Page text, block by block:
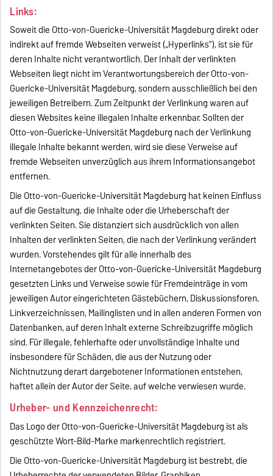
Links:
Soweit die Otto-von-Guericke-Universität Magdeburg direkt oder
indirekt auf fremde Webseiten verweist („Hyperlinks“), ist sie für
deren Inhalte nicht verantwortlich. Der Inhalt der verlinkten
Webseiten liegt nicht im Verantwortungsbereich der Otto-von-
Guericke-Universität Magdeburg, sondern ausschließlich bei den
jeweiligen Betreibern. Zum Zeitpunkt der Verlinkung waren auf
diesen Websites keine illegalen Inhalte erkennbar. Sollten der
Otto-von-Guericke-Universität Magdeburg nach der Verlinkung
illegale Inhalte bekannt werden, wird sie diese Verweise auf
fremde Webseiten unverzüglich aus ihrem Informationsangebot
entfernen.
Die Otto-von-Guericke-Universität Magdeburg hat keinen Einfluss
auf die Gestaltung, die Inhalte oder die Urheberschaft der
verlinkten Seiten. Sie distanziert sich ausdrücklich von allen
Inhalten der verlinkten Seiten, die nach der Verlinkung verändert
wurden. Vorstehendes gilt für alle innerhalb des
Internetangebotes der Otto-von-Guericke-Universität Magdeburg
gesetzten Links und Verweise sowie für Fremdeinträge in vom
jeweiligen Autor eingerichteten Gästebüchern, Diskussionsforen,
Linkverzeichnissen, Mailinglisten und in allen anderen Formen von
Datenbanken, auf deren Inhalt externe Schreibzugriffe möglich
sind. Für illegale, fehlerhafte oder unvollständige Inhalte und
insbesondere für Schäden, die aus der Nutzung oder
Nichtnutzung derart dargebotener Informationen entstehen,
haftet allein der Autor der Seite, auf welche verwiesen wurde.
Urheber- und Kennzeichenrecht:
Das Logo der Otto-von-Guericke-Universität Magdeburg ist als
geschützte Wort-Bild-Marke markenrechtlich registriert.
Die Otto-von-Guericke-Universität Magdeburg ist bestrebt, die